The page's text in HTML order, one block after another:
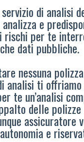
di analisi
e
rischi per te
dati pubbliche.
nessuna
analisi ti
te un’analisi
delle
assicuratore
e